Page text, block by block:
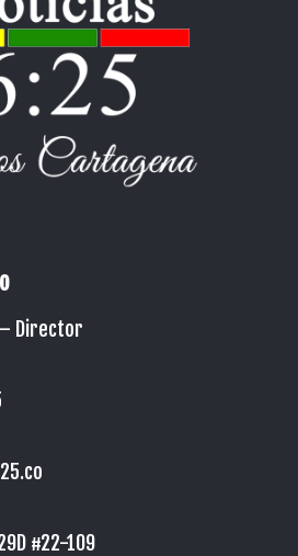
Director
#22-109